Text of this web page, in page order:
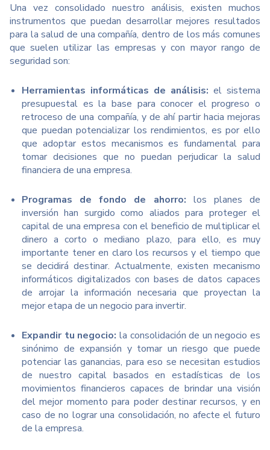
Una vez consolidado nuestro análisis, existen muchos
instrumentos que puedan desarrollar mejores resultados
para la salud de una compañía, dentro de los más comunes
que suelen utilizar las empresas y con mayor rango de
seguridad son:
Herramientas informáticas de análisis: el sistema
presupuestal es la base para conocer el progreso o
retroceso de una compañía, y de ahí partir hacia mejoras
que puedan potencializar los rendimientos, es por ello
que adoptar estos mecanismos es fundamental para
tomar decisiones que no puedan perjudicar la salud
financiera de una empresa.
Programas de fondo de ahorro: los planes de
inversión han surgido como aliados para proteger el
capital de una empresa con el beneficio de multiplicar el
dinero a corto o mediano plazo, para ello, es muy
importante tener en claro los recursos y el tiempo que
se decidirá destinar. Actualmente, existen mecanismo
informáticos digitalizados con bases de datos capaces
de arrojar la información necesaria que proyectan la
mejor etapa de un negocio para invertir.
Expandir tu negocio: la consolidación de un negocio es
sinónimo de expansión y tomar un riesgo que puede
potenciar las ganancias, para eso se necesitan estudios
de nuestro capital basados en estadísticas de los
movimientos financieros capaces de brindar una visión
del mejor momento para poder destinar recursos, y en
caso de no lograr una consolidación, no afecte el futuro
de la empresa.